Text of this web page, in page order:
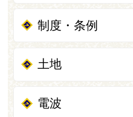
制度・条例
土地
電波